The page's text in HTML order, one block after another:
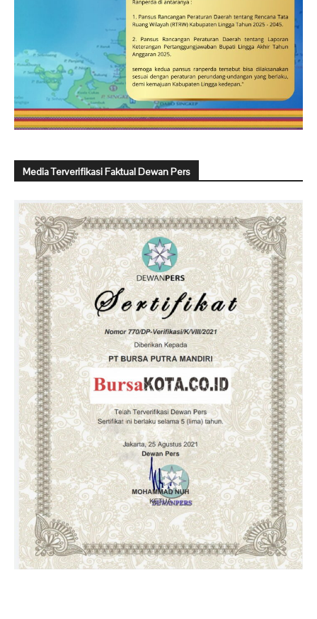
Media Terverifikasi Faktual Dewan Pers